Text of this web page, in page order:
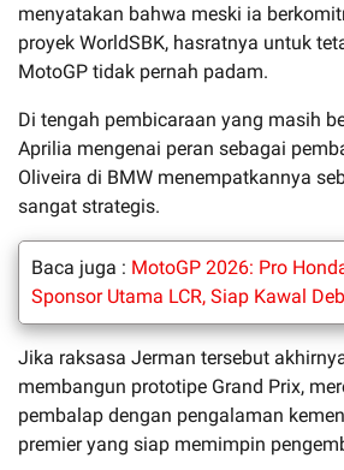
menyatakan bahwa meski ia
proyek WorldSBK, hasratnya untuk
MotoGP tidak pernah padam.
Di tengah pembicaraan yang masih
Aprilia mengenai peran sebagai
Oliveira di BMW menempatkannya
sangat strategis.
Baca juga : MotoGP 2026: Pro
Sponsor Utama LCR, Siap Kawal
Jika raksasa Jerman tersebut
membangun prototipe Grand Prix,
pembalap dengan pengalaman
premier yang siap memimpin